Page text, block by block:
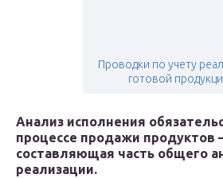
Проводки по учету
готовой
Анализ исполнения
процессе продажи продуктов
составляющая часть общего
реализации.